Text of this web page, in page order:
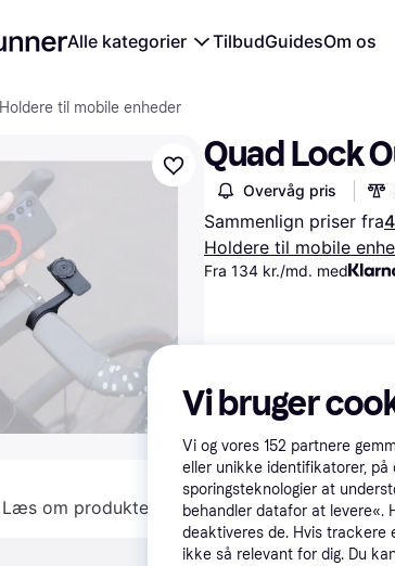
Alle kategorier TilbudGuidesOm os
Holdere til mobile enheder
Quad Lock
Overvåg pris
Sammenlign priser fra
Holdere til mobile
Fra 134 kr./md. med
Læs om produktet Specifikationer
Vi bruger
Vi og vores 152 partnere
eller unikke identifikatorer,
sporingsteknologier at
behandler datafor at
deaktiveres de. Hvis trackere
ikke så relevant for dig. Du